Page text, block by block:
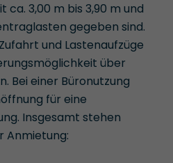
ca. 3,00 m bis 3,90 m und
gegeben sind.
und Lastenaufzüge
über
Bei einer Büronutzung
für eine
Insgesamt stehen
Anmietung: